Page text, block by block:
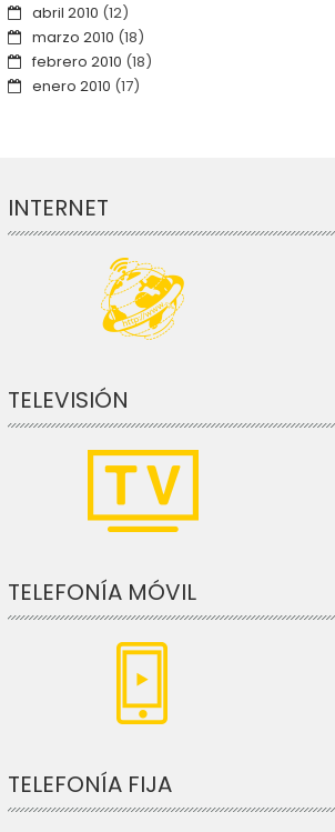
abril 2010 (12)
marzo 2010 (18)
febrero 2010 (18)
enero 2010 (17)
INTERNET
TELEVISIÓN
TELEFONÍA MÓVIL
TELEFONÍA FIJA